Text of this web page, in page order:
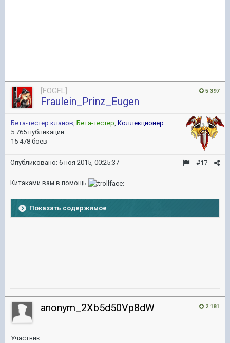
5 397
[FOGFL]
Fraulein_Prinz_Eugen
Бета-тестер кланов, Бета-тестер, Коллекционер
5 765 публикаций
15 478 боёв
#17
Опубликовано: 6 ноя 2015, 00:25:37
Китаками вам в помощь
Показать содержимое
2 181
anonym_2Xb5d50Vp8dW
Участник